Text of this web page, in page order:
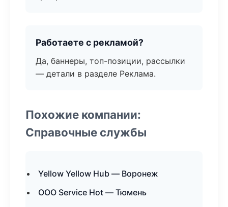
Работаете с рекламой?
Да, баннеры, топ-позиции, рассылки
— детали в разделе Реклама.
Похожие компании:
Справочные службы
Yellow Yellow Hub — Воронеж
ООО Service Hot — Тюмень